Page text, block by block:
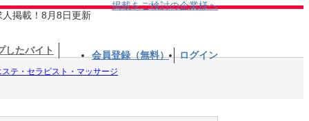
人掲載！8月8日更新
掲載をご検討の企業様へ
したバイト 会員登録（無料） ログイン
テ・セラピスト・マッサージ